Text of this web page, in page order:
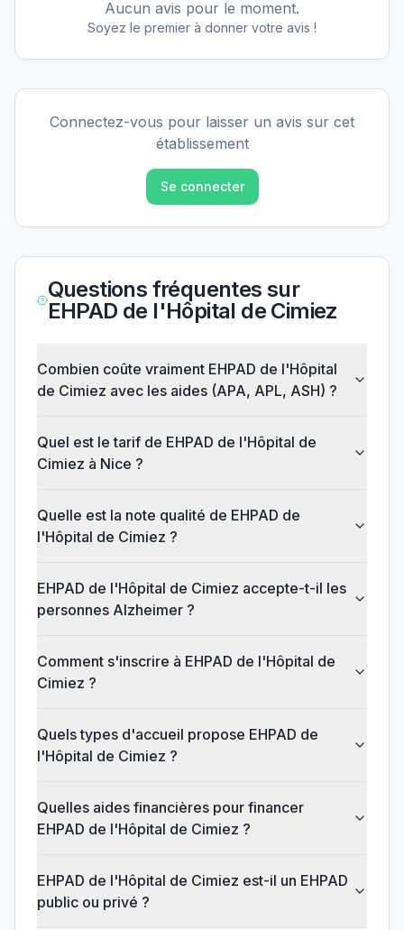
Aucun avis pour le moment.
Soyez le premier à donner votre avis !
Connectez-vous pour laisser un avis sur cet
établissement
Se connecter
Questions fréquentes sur
EHPAD de l'Hôpital de Cimiez
Combien coûte vraiment EHPAD de l'Hôpital
de Cimiez avec les aides (APA, APL, ASH) ?
Quel est le tarif de EHPAD de l'Hôpital de
Cimiez à Nice ?
Quelle est la note qualité de EHPAD de
l'Hôpital de Cimiez ?
EHPAD de l'Hôpital de Cimiez accepte-t-il les
personnes Alzheimer ?
Comment s'inscrire à EHPAD de l'Hôpital de
Cimiez ?
Quels types d'accueil propose EHPAD de
l'Hôpital de Cimiez ?
Quelles aides financières pour financer
EHPAD de l'Hôpital de Cimiez ?
EHPAD de l'Hôpital de Cimiez est-il un EHPAD
public ou privé ?